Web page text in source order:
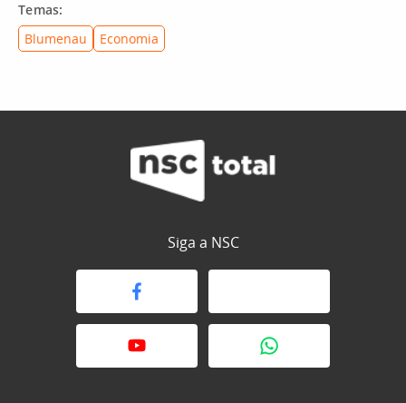
Temas:
Blumenau
Economia
Siga a NSC